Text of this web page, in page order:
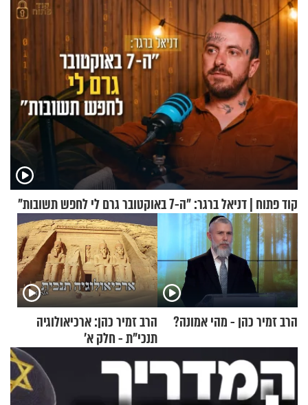
קוד פתוח | דניאל ברגר: "ה-7 באוקטובר גרם לי לחפש תשובות"
הרב זמיר כהן - מהי אמונה?
הרב זמיר כהן: ארכיאולוגיה
תנכי"ת - חלק א’